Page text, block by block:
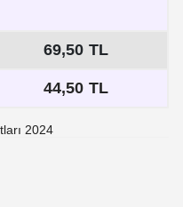
69,50 TL
44,50 TL
2024